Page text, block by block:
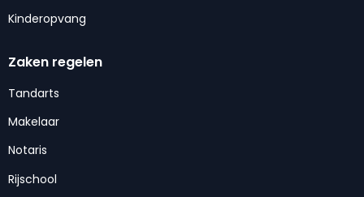
Kinderopvang
Zaken regelen
Tandarts
Makelaar
Notaris
Rijschool